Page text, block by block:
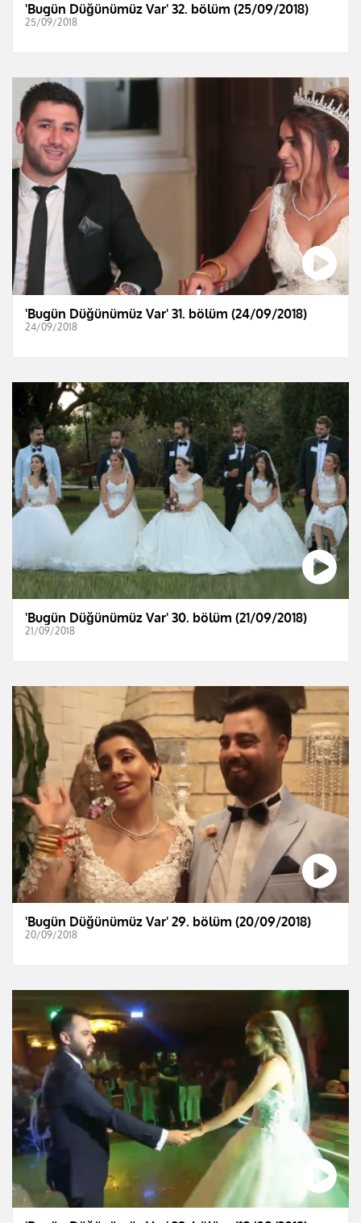
'Bugün Düğünümüz Var' 32. bölüm (25/09/2018)
25/09/2018
'Bugün Düğünümüz Var' 31. bölüm (24/09/2018)
24/09/2018
'Bugün Düğünümüz Var' 30. bölüm (21/09/2018)
21/09/2018
'Bugün Düğünümüz Var' 29. bölüm (20/09/2018)
20/09/2018